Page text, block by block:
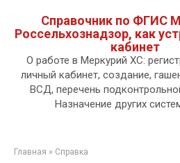
контенту.
Справочник по ФГИС
Россельхознадзор, как
кабинет
О работе в Меркурий ХС:
личный кабинет, создание,
ВСД, перечень
Назначение других
Главная » Справка